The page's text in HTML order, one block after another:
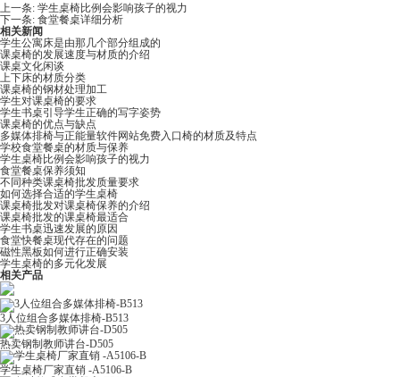
上一条: 学生桌椅比例会影响孩子的视力
下一条: 食堂餐桌详细分析
相关新闻
学生公寓床是由那几个部分组成的
课桌椅的发展速度与材质的介绍
课桌文化闲谈
上下床的材质分类
课桌椅的钢材处理加工
学生对课桌椅的要求
学生书桌引导学生正确的写字姿势
课桌椅的优点与缺点
多媒体排椅与正能量软件网站免费入口椅的材质及特点
学校食堂餐桌的材质与保养
学生桌椅比例会影响孩子的视力
食堂餐桌保养须知
不同种类课桌椅批发质量要求
如何选择合适的学生桌椅
课桌椅批发对课桌椅保养的介绍
课桌椅批发的课桌椅最适合
学生书桌迅速发展的原因
食堂快餐桌现代存在的问题
磁性黑板如何进行正确安装
学生桌椅的多元化发展
相关产品
3人位组合多媒体排椅-B513
热卖钢制教师讲台-D505
学生桌椅厂家直销 -A5106-B